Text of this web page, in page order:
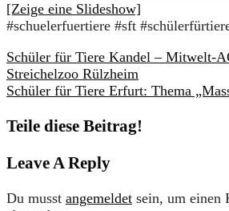
[Zeige eine Slideshow]
#schuelerfuertiere #sft
Schüler für Tiere Kandel – Mitwelt-
Streichelzoo Rülzheim
Schüler für Tiere Erfurt: Thema
Teile diese Beitrag!
Leave A Reply
Du musst angemeldet sein, um einen